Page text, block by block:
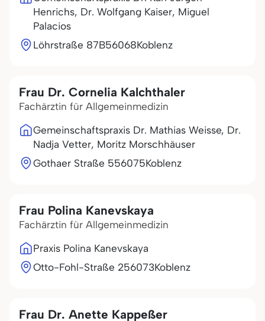
Henrichs, Dr. Wolfgang Kaiser, Miguel
Palacios
Löhrstraße 87B56068Koblenz
Frau Dr. Cornelia Kalchthaler
Fachärztin für Allgemeinmedizin
Gemeinschaftspraxis Dr. Mathias Weisse, Dr.
Nadja Vetter, Moritz Morschhäuser
Gothaer Straße 556075Koblenz
Frau Polina Kanevskaya
Fachärztin für Allgemeinmedizin
Praxis Polina Kanevskaya
Otto-Fohl-Straße 256073Koblenz
Frau Dr. Anette Kappeßer